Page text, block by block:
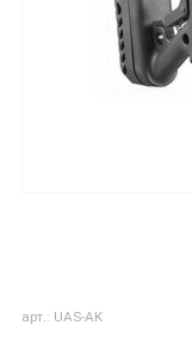
арт.: UAS-AK